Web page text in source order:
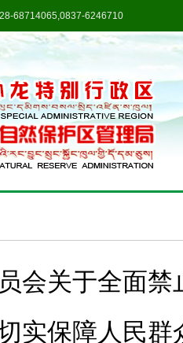
68714065,0837-6246710
会关于全面
实保障人民群